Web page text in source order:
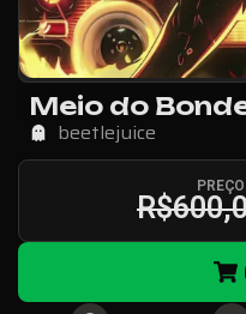
Meio do
beetlejuice
R$